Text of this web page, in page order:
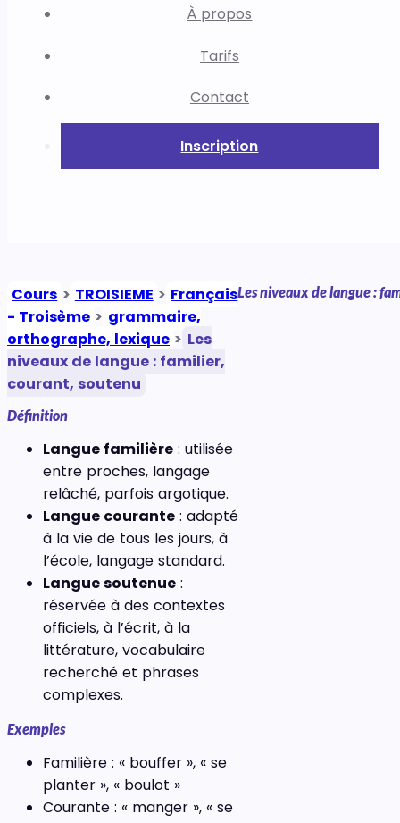
À propos
Tarifs
Contact
Inscription
Cours > TROISIEME > Français
- Troisème > grammaire,
orthographe, lexique > Les
niveaux de langue : familier,
courant, soutenu
Les niveaux de langue :
Définition
Langue familière : utilisée
entre proches, langage
relâché, parfois argotique.
Langue courante : adapté
à la vie de tous les jours, à
l’école, langage standard.
Langue soutenue :
réservée à des contextes
officiels, à l’écrit, à la
littérature, vocabulaire
recherché et phrases
complexes.
Exemples
Familière : « bouffer », « se
planter », « boulot »
Courante : « manger », « se